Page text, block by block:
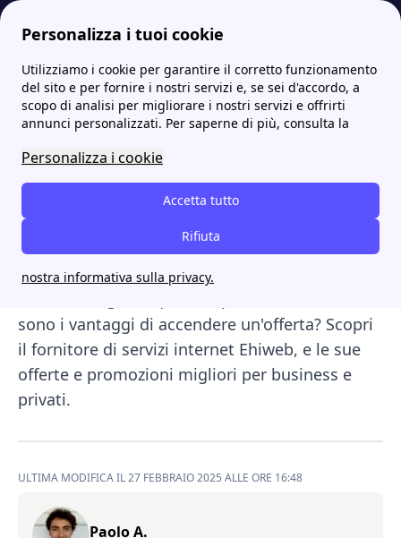
Personalizza i tuoi cookie
Utilizziamo i cookie per garantire il corretto funzionamento
del sito e per fornire i nostri servizi e, se sei d'accordo, a
scopo di analisi per migliorare i nostri servizi e offrirti
annunci personalizzati. Per saperne di più, consulta la
Personalizza i cookie
Accetta tutto
Rifiuta
nostra informativa sulla privacy.
Internet Casa Ehiweb: offerte internet Fibra, ADSL e assistenza
Ehiweb: offerte internet
Fibra, ADSL e assistenza
Altr nuovo operatore, Ehiweb è uno degli ultimi
arrivati sul mercato italiano delle
telecomunicazioni. Come tanti altri, offre servizi
vantaggiosi a prezzi molto avvessibili. Perchè
sono i vantaggi di accendere un'offerta? Scopri
il fornitore di servizi internet Ehiweb, e le sue
offerte e promozioni migliori per business e
privati.
ULTIMA MODIFICA IL 27 FEBBRAIO 2025 ALLE ORE 16:48
Paolo A.